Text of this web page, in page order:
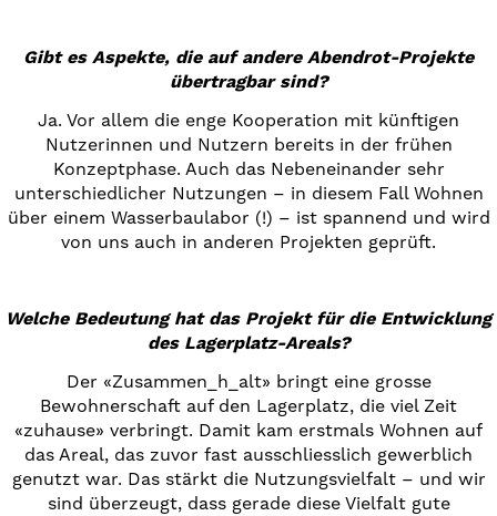
Gibt es Aspekte, die auf andere Abendrot-Projekte
übertragbar sind?
Ja. Vor allem die enge Kooperation mit künftigen
Nutzerinnen und Nutzern bereits in der frühen
Konzeptphase. Auch das Nebeneinander sehr
unterschiedlicher Nutzungen – in diesem Fall Wohnen
über einem Wasserbaulabor (!) – ist spannend und wird
von uns auch in anderen Projekten geprüft.
Welche Bedeutung hat das Projekt für die Entwicklung
des Lagerplatz-Areals?
Der «Zusammen_h_alt» bringt eine grosse
Bewohnerschaft auf den Lagerplatz, die viel Zeit
«zuhause» verbringt. Damit kam erstmals Wohnen auf
das Areal, das zuvor fast ausschliesslich gewerblich
genutzt war. Das stärkt die Nutzungsvielfalt – und wir
sind überzeugt, dass gerade diese Vielfalt gute